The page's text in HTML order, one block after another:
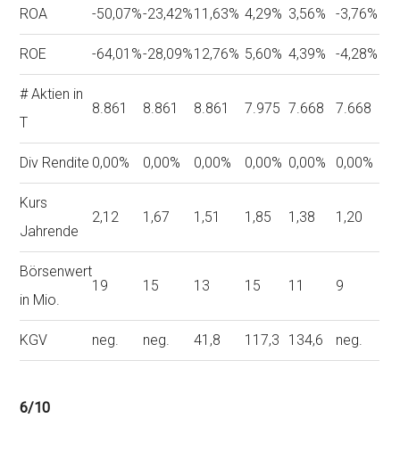
ROA -50,07%-23,42%11,63% 4,29% 3,56% -3,76%
ROE -64,01%-28,09%12,76% 5,60% 4,39% -4,28%
# Aktien in
T
8.861 8.861 8.861 7.975 7.668 7.668
Div Rendite 0,00% 0,00% 0,00% 0,00% 0,00% 0,00%
Kurs
Jahrende
2,12 1,67 1,51 1,85 1,38 1,20
Börsenwert
in Mio.
19 15 13 15 11 9
KGV neg. neg. 41,8 117,3 134,6 neg.
6/10